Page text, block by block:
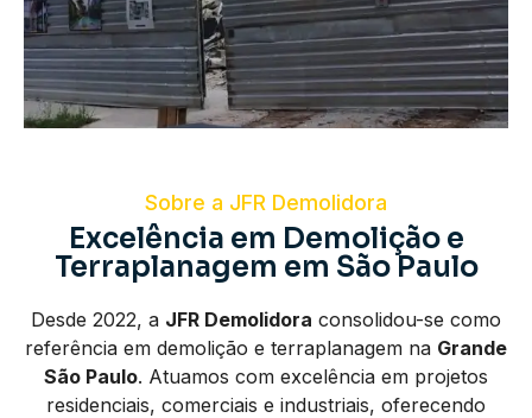
Sobre a JFR Demolidora
Excelência em Demolição e
Terraplanagem em São Paulo
Desde 2022, a JFR Demolidora consolidou-se como
referência em demolição e terraplanagem na Grande
São Paulo. Atuamos com excelência em projetos
residenciais, comerciais e industriais, oferecendo